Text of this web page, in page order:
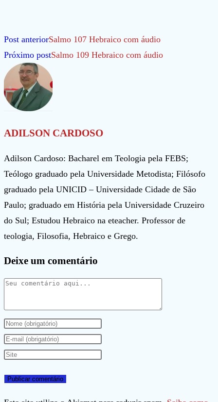
Leia
mais
artigos
Post anteriorSalmo 107 Hebraico com áudio
Próximo postSalmo 109 Hebraico com áudio
ADILSON CARDOSO
Adilson Cardoso: Bacharel em Teologia pela FEBS;
Teólogo graduado pela Universidade Metodista; Filósofo
graduado pela UNICID – Universidade Cidade de São
Paulo; graduado em História pela Universidade Cruzeiro
do Sul; Estudou Hebraico na eteacher. Professor de
teologia, Filosofia, Hebraico e Grego.
Deixe um comentário
Comentário
Digite
seu
nome
nome
Digite
seu
de
Digite
URL